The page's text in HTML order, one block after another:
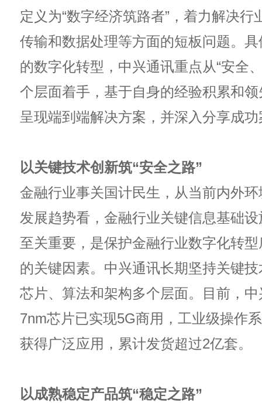
定义为“数字经济筑路者”，着力解决行
传输和数据处理等方面的短板问题。
的数字化转型，中兴通讯重点从“安全
个层面着手，基于自身的经验积累和
呈现端到端解决方案，并深入分享成
以关键技术创新筑“安全之路”
金融行业事关国计民生，从当前内外
发展趋势看，金融行业关键信息基础
至关重要，是保护金融行业数字化转
的关键因素。中兴通讯长期坚持关键
芯片、算法和架构多个层面。目前，
7nm芯片已实现5G商用，工业级操作
获得广泛应用，累计发货超过2亿套。
以成熟稳定产品筑“稳定之路”